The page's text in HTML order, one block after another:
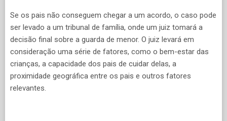
Se os pais não conseguem chegar a um acordo, o caso pode
ser levado a um tribunal de família, onde um juiz tomará a
decisão final sobre a guarda de menor. O juiz levará em
consideração uma série de fatores, como o bem-estar das
crianças, a capacidade dos pais de cuidar delas, a
proximidade geográfica entre os pais e outros fatores
relevantes.